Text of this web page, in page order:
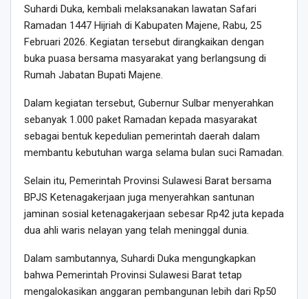
Suhardi Duka, kembali melaksanakan lawatan Safari
Ramadan 1447 Hijriah di Kabupaten Majene, Rabu, 25
Februari 2026. Kegiatan tersebut dirangkaikan dengan
buka puasa bersama masyarakat yang berlangsung di
Rumah Jabatan Bupati Majene.
Dalam kegiatan tersebut, Gubernur Sulbar menyerahkan
sebanyak 1.000 paket Ramadan kepada masyarakat
sebagai bentuk kepedulian pemerintah daerah dalam
membantu kebutuhan warga selama bulan suci Ramadan.
Selain itu, Pemerintah Provinsi Sulawesi Barat bersama
BPJS Ketenagakerjaan juga menyerahkan santunan
jaminan sosial ketenagakerjaan sebesar Rp42 juta kepada
dua ahli waris nelayan yang telah meninggal dunia.
Dalam sambutannya, Suhardi Duka mengungkapkan
bahwa Pemerintah Provinsi Sulawesi Barat tetap
mengalokasikan anggaran pembangunan lebih dari Rp50